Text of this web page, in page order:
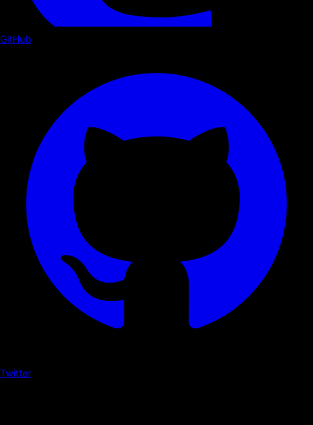
GitHub
Twitter